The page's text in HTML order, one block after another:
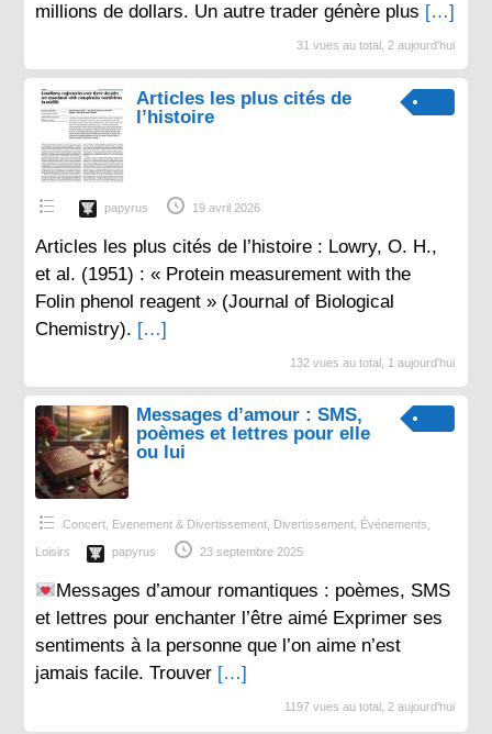
millions de dollars. Un autre trader génère plus […]
31 vues au total, 2 aujourd'hui
Articles les plus cités de
l’histoire
papyrus 19 avril 2026
Articles les plus cités de l’histoire : Lowry, O. H.,
et al. (1951) : « Protein measurement with the
Folin phenol reagent » (Journal of Biological
Chemistry). […]
132 vues au total, 1 aujourd'hui
Messages d’amour : SMS,
poèmes et lettres pour elle
ou lui
Concert, Evenement & Divertissement, Divertissement, Événements,
Loisirs papyrus 23 septembre 2025
Messages d’amour romantiques : poèmes, SMS
et lettres pour enchanter l’être aimé Exprimer ses
sentiments à la personne que l’on aime n’est
jamais facile. Trouver […]
1197 vues au total, 2 aujourd'hui